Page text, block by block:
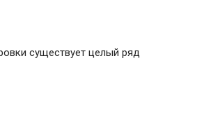
существует целый ряд